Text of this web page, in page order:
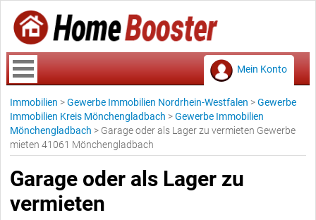
Mein Konto
Immobilien >Gewerbe Immobilien Nordrhein-Westfalen >Gewerbe
Immobilien Kreis Mönchengladbach >Gewerbe Immobilien
Mönchengladbach > Garage oder als Lager zu vermieten Gewerbe
mieten 41061 Mönchengladbach
Garage oder als Lager zu
vermieten